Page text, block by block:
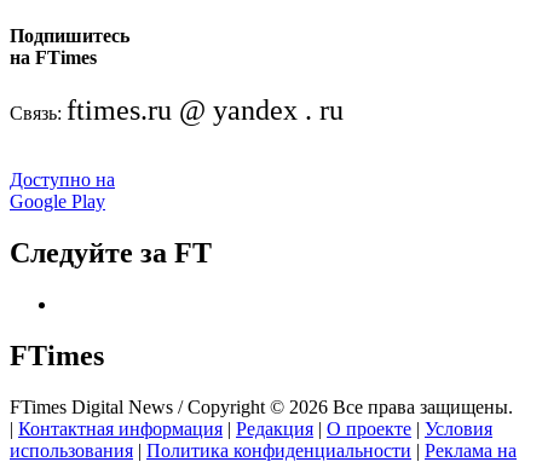
Подпишитесь
на FTimes
Связь: ftimes.ru @ yandex . ru
Доступно на
Google Play
Следуйте за FT
FTimes
FTimes Digital News / Copyright © 2026 Все права защищены.
| Контактная информация | Редакция | О проекте | Условия
использования | Политика конфиденциальности | Реклама на